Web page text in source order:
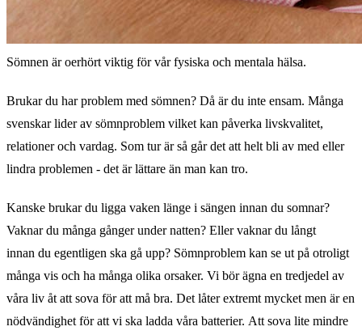
Sömnen är oerhört viktig för vår fysiska och mentala hälsa.
Brukar du har problem med sömnen? Då är du inte ensam. Många
svenskar lider av sömnproblem vilket kan påverka livskvalitet,
relationer och vardag. Som tur är så går det att helt bli av med eller
lindra problemen - det är lättare än man kan tro.
Kanske brukar du ligga vaken länge i sängen innan du somnar?
Vaknar du många gånger under natten? Eller vaknar du långt
innan du egentligen ska gå upp? Sömnproblem kan se ut på otroligt
många vis och ha många olika orsaker. Vi bör ägna en tredjedel av
våra liv åt att sova för att må bra. Det låter extremt mycket men är en
nödvändighet för att vi ska ladda våra batterier. Att sova lite mindre